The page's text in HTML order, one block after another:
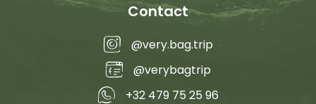
Contact
@very.bag.trip
@verybagtrip
+32 479 75 25 96